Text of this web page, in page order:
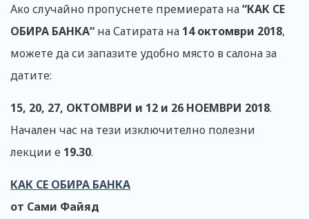
Ако случайно пропуснете премиерата на“КАК СЕ
ОБИРА БАНКА“ на Сатирата на 14 октомври 2018,
можете да си запазите удобно място в салона за
датите:
15, 20, 27, ОКТОМВРИ и 12 и 26 НОЕМВРИ 2018.
Начален час на тези изключително полезни
лекции е 19.30.
КАК СЕ ОБИРА БАНКА
от Сами Файяд